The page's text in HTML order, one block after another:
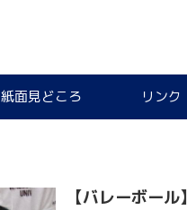
紙面見どころ リンク
【バレーボー